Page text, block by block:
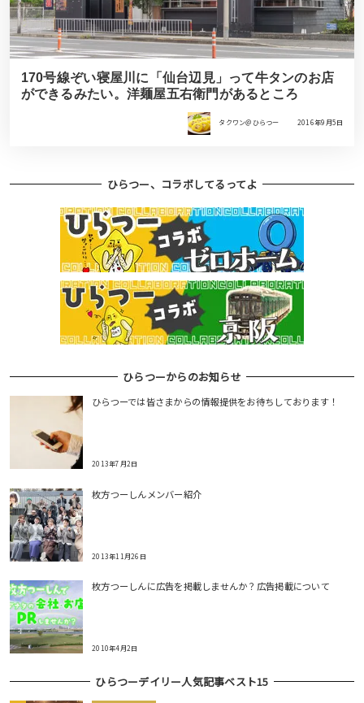
170号線ぞい寝屋川に「仙台辺見」って牛タンのお店
ができるみたい。洋麺屋五右衛門があるところ
タクワン＠ひらつー 2016年9月5日
ひらつー、コラボしてるってよ
ひらつーからのお知らせ
ひらつーでは皆さまからの情報提供をお待ちしております！
2013年7月2日
枚方つーしんメンバー紹介
2013年11月26日
枚方つーしんに広告を掲載しませんか？広告掲載について
2010年4月2日
ひらつーデイリー人気記事ベスト15